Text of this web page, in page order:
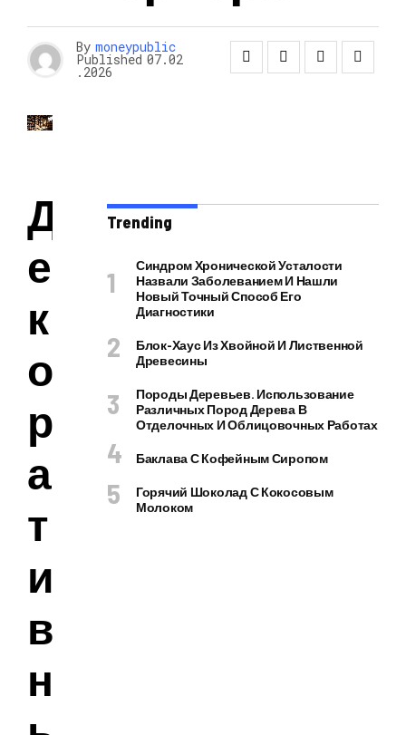
By moneypublic
Published 07.02
.2026
Д
е
к
о
р
а
т
и
в
н
Trending
Синдром Хронической Усталости
Назвали Заболеванием И Нашли
Новый Точный Способ Его
Диагностики
Блок-Хаус Из Хвойной И Лиственной
Древесины
Породы Деревьев. Использование
Различных Пород Дерева В
Отделочных И Облицовочных Работах
Баклава С Кофейным Сиропом
Горячий Шоколад С Кокосовым
Молоком